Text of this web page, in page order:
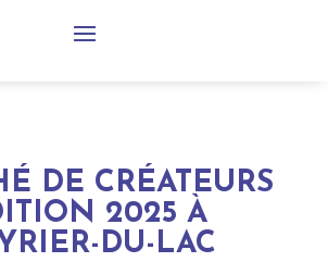
DE CRÉATEURS
2025 À
DU-LAC